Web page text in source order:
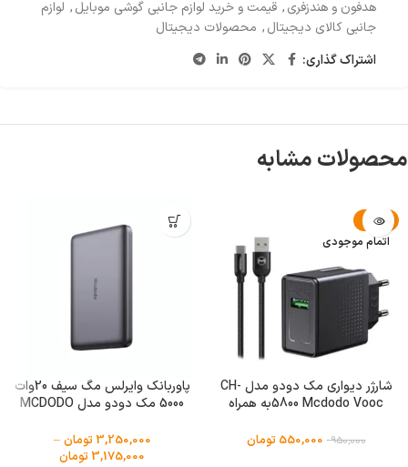
هدفون و هندزفری, قیمت و خرید لوازم جانبی گوشی موبایل, لوازم
جانبی کالای دیجیتال, محصولات دیجیتال
اشتراک گذاری:
محصولات مشابه
-42%
اتمام موجودی
شارژر دیواری مک دودو مدل CH-
5800 Mcdodo Voocبه همراه
950,000
550,000 تومان
پاوربانک وایرلس مگ سیف 20وات
5000 مک دودو مدل MCDODO
3,250,000 تومان –
3,175,000 تومان